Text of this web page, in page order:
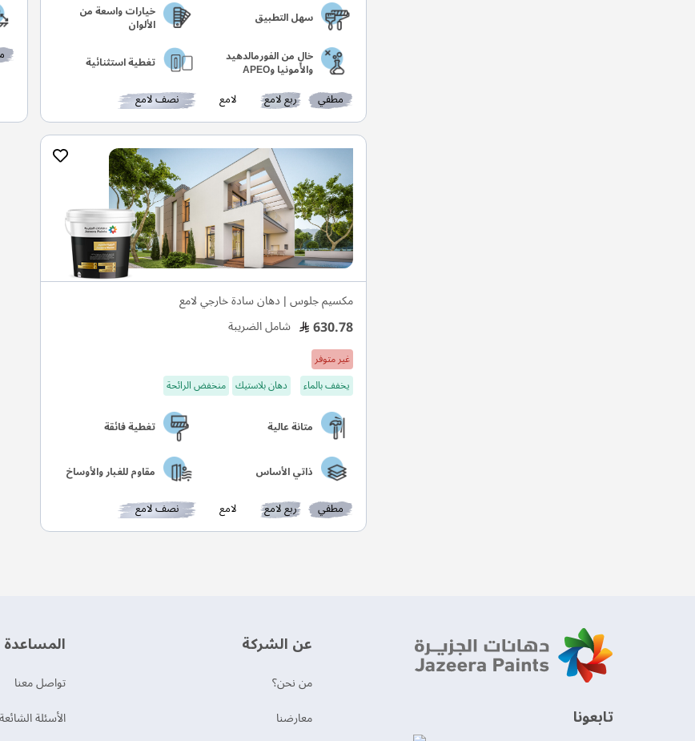
سهل التطبيق خيارات واسعة من
الألوان
خالٍ من الفورمالدهيد
والأمونيا وAPEO تغطية استثنائية
مطفي ربع لامع لامع نصف لامع
مكسيم جلوس | دهان سادة خارجي لامع
630.78 شامل الضريبة
غير متوفر
يخفف بالماء
دهان بلاستيك منخفض الرائحة
متانة عالية تغطية فائقة
ذاتي الأساس مقاوم للغبار والأوساخ
مطفي ربع لامع لامع نصف لامع
‫تابعونا‬
عن الشركة
من نحن؟
‫معارضنا‬
‫المساعدة‬
تواصل معنا
الأسئلة الشائعة